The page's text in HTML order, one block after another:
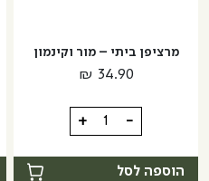
מרציפן ביתי – מור וקינמון
₪ 34.90
-
כמות
של
מרציפן
+
הוספה לסל